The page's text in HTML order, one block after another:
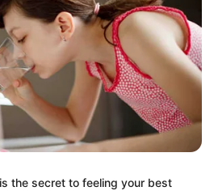
the secret to feeling your best